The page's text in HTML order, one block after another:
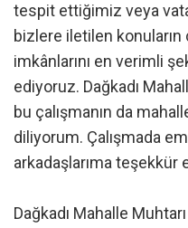
tespit ettiğimiz veya
bizlere iletilen
imkânlarını en verimli
ediyoruz. Dağkadı
bu çalışmanın da
diliyorum. Çalışmada
arkadaşlarıma teşekkür
Dağkadı Mahalle